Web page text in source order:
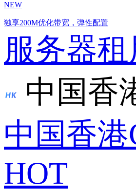
NEW
独享200M优化带宽，弹性配置
服务器租
中国香
中国香
HOT